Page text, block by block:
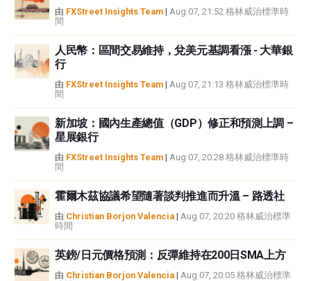
中都沒有頭寸，也沒有與文中提到的任何公司有業務關係。除了FXStreet，作
者沒有收到撰寫這篇文章的報酬。
FXStreet和作者不提供個性化的建議。作者對該資訊的準確性、完整性或適用
性不作任何陳述。FXStreet和作者將不承擔任何錯誤，遺漏或任何損失，傷害
或損害由此資訊及其顯示或使用引起的。錯誤和遺漏除外。本文作者和
FXStreet並非註冊投資顧問，本文內容無意提供任何投資建議。
由 FXStreet Insights Team | Aug 07, 21:52 格林威治標準時
間
人民幣：區間交易維持，兌美元基調看漲 - 大華銀
行
由 FXStreet Insights Team | Aug 07, 21:13 格林威治標準時
間
新加坡：國內生產總值（GDP）修正和預測上調 –
星展銀行
由 FXStreet Insights Team | Aug 07, 20:28 格林威治標準時
間
霍爾木茲協議希望隨著談判推進而升溫 – 路透社
由 Christian Borjon Valencia | Aug 07, 20:20 格林威治標準
時間
英鎊/日元價格預測：反彈維持在200日SMA上方
由 Christian Borjon Valencia | Aug 07, 20:05 格林威治標準